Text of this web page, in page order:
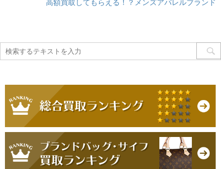
高額買取してもらえる！？メンズアパレルブランド